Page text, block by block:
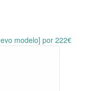
modelo] por 222€